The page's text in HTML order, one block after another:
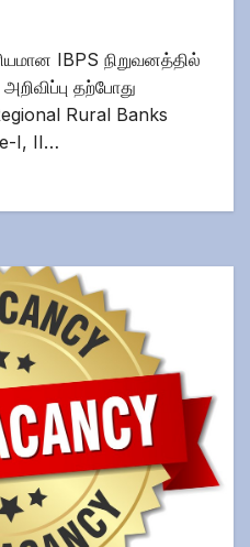
IBPS நிறுவனத்தில்
தற்போது
Rural Banks
I, II…